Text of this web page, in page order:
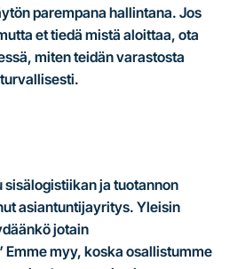
parempana hallintana. Jos
et tiedä mistä aloittaa, ota
miten teidän varastosta
ja tuotannon
asiantuntijayritys. Yleisin
jotain
myy, koska osallistumme